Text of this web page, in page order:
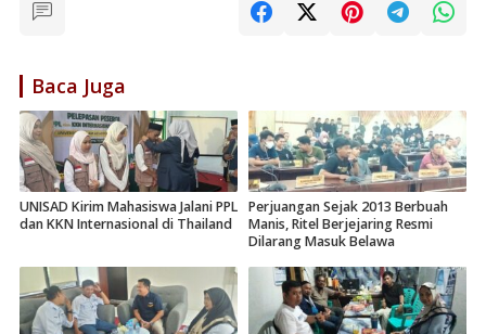
Baca Juga
UNISAD Kirim Mahasiswa Jalani PPL
dan KKN Internasional di Thailand
Perjuangan Sejak 2013 Berbuah
Manis, Ritel Berjejaring Resmi
Dilarang Masuk Belawa